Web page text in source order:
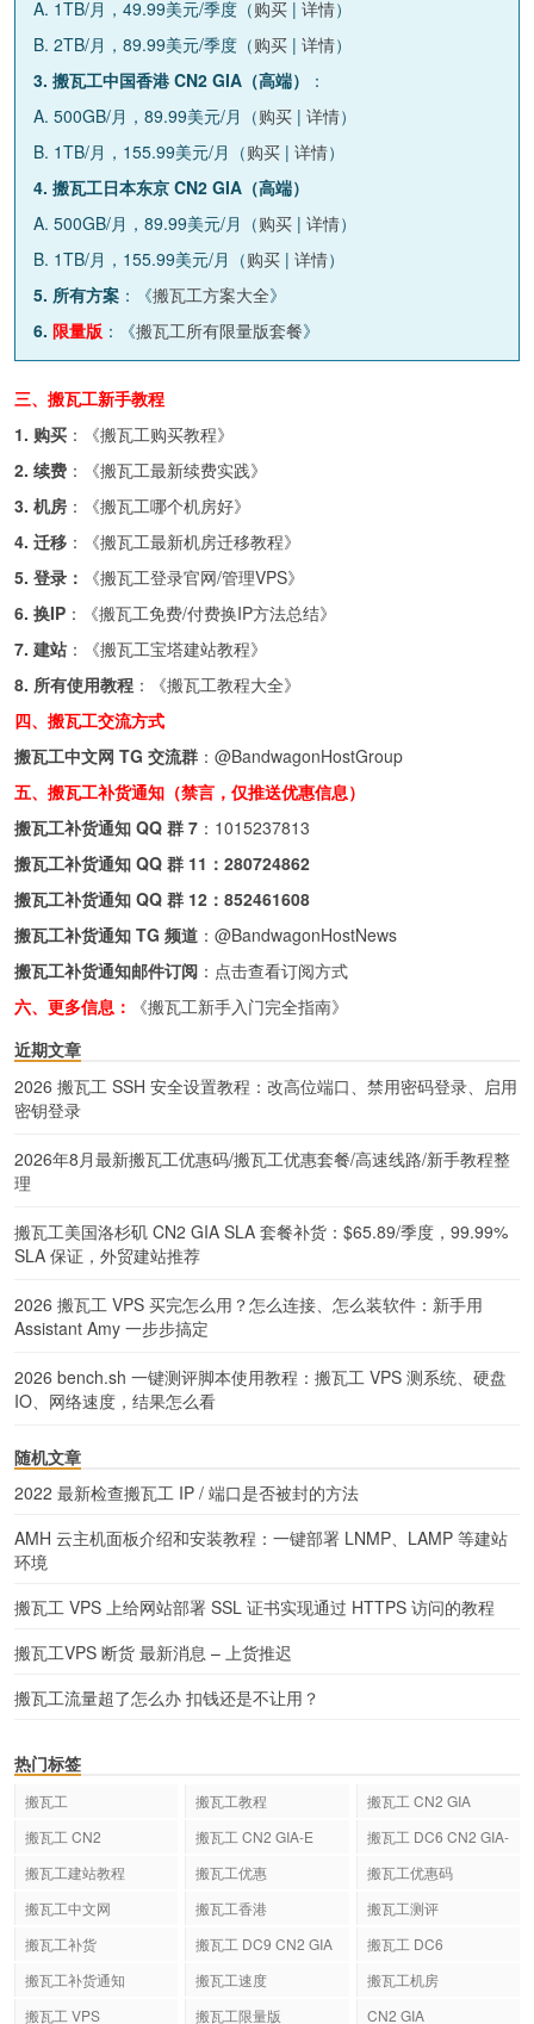
A. 1TB/月，49.99美元/季度（购买 | 详情）
B. 2TB/月，89.99美元/季度（购买 | 详情）
3. 搬瓦工中国香港 CN2 GIA（高端）
：
A. 500GB/月，89.99美元/月（购买 | 详情）
B. 1TB/月，155.99美元/月（购买 | 详情）
4. 搬瓦工日本东京 CN2 GIA（高端）
A. 500GB/月，89.99美元/月（购买 | 详情）
B. 1TB/月，155.99美元/月（购买 | 详情）
5. 所有方案 ：《搬瓦工方案大全》
6. 限量版 ：《搬瓦工所有限量版套餐》
三、搬瓦工新手教程
1. 购买 ：《搬瓦工购买教程》
2. 续费 ：《搬瓦工最新续费实践》
3. 机房 ：《搬瓦工哪个机房好》
4. 迁移 ：《搬瓦工最新机房迁移教程》
5. 登录：
《搬瓦工登录官网/管理VPS》
6. 换IP ：《搬瓦工免费/付费换IP方法总结》
7. 建站 ：《搬瓦工宝塔建站教程》
8. 所有使用教程 ：《搬瓦工教程大全》
四、搬瓦工交流方式
搬瓦工中文网 TG 交流群 ： @BandwagonHostGroup
五、搬瓦工补货通知（禁言，仅推送优惠信息）
搬瓦工补货通知 QQ 群 7 ： 1015237813
搬瓦工补货通知 QQ 群 11： 280724862
搬瓦工补货通知 QQ 群 12： 852461608
搬瓦工补货通知 TG 频道 ： @BandwagonHostNews
搬瓦工补货通知邮件订阅 ： 点击查看订阅方式
六、更多信息：
《搬瓦工新手入门完全指南》
近期文章
2026 搬瓦工 SSH 安全设置教程：改高位端口、禁用密码登录、启用
密钥登录
2026年8月最新搬瓦工优惠码/搬瓦工优惠套餐/高速线路/新手教程整
理
搬瓦工美国洛杉矶 CN2 GIA SLA 套餐补货：$65.89/季度，99.99%
SLA 保证，外贸建站推荐
2026 搬瓦工 VPS 买完怎么用？怎么连接、怎么装软件：新手用
Assistant Amy 一步步搞定
2026 bench.sh 一键测评脚本使用教程：搬瓦工 VPS 测系统、硬盘
IO、网络速度，结果怎么看
随机文章
2022 最新检查搬瓦工 IP / 端口是否被封的方法
AMH 云主机面板介绍和安装教程：一键部署 LNMP、LAMP 等建站
环境
搬瓦工 VPS 上给网站部署 SSL 证书实现通过 HTTPS 访问的教程
搬瓦工VPS 断货 最新消息 – 上货推迟
搬瓦工流量超了怎么办 扣钱还是不让用？
热门标签
搬瓦工 搬瓦工教程
搬瓦工 CN2 GIA
搬瓦工 CN2
搬瓦工 CN2 GIA-E
搬瓦工 DC6 CN2 GIA-
搬瓦工建站教程 搬瓦工优惠
搬瓦工优惠码
搬瓦工中文网
搬瓦工香港
搬瓦工测评
搬瓦工补货
搬瓦工 DC9 CN2 GIA
搬瓦工 DC6
搬瓦工补货通知
搬瓦工速度
搬瓦工机房
搬瓦工 VPS
搬瓦工限量版 CN2 GIA